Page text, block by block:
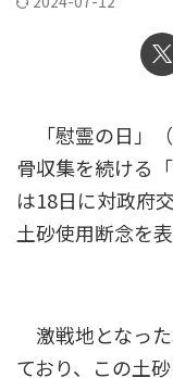
「慰霊の日」
骨収集を続ける
は18日に対政府
土砂使用断念を
激戦地となっ
ており、この土